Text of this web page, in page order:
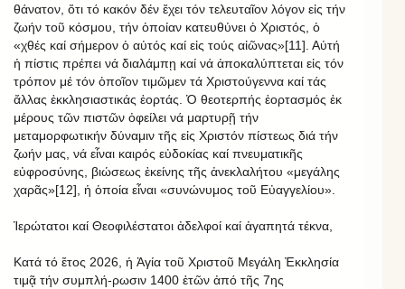
θάνατον, ὅτι τό κακόν δέν ἔχει τόν τελευταῖον λόγον εἰς τήν
ζωήν τοῦ κόσμου, τήν ὁποίαν κατευθύνει ὁ Χριστός, ὁ
«χθές καί σήμερον ὁ αὐτός καί εἰς τούς αἰῶνας»[11]. Αὐτή
ἡ πίστις πρέπει νά διαλάμπῃ καί νά ἀποκαλύπτεται εἰς τόν
τρόπον μέ τόν ὁποῖον τιμῶμεν τά Χριστούγεννα καί τάς
ἄλλας ἐκκλησιαστικάς ἑορτάς. Ὁ θεοτερπής ἑορτασμός ἐκ
μέρους τῶν πιστῶν ὀφείλει νά μαρτυρῇ τήν
μεταμορφωτικήν δύναμιν τῆς εἰς Χριστόν πίστεως διά τήν
ζωήν μας, νά εἶναι καιρός εὐδοκίας καί πνευματικῆς
εὐφροσύνης, βιώσεως ἐκείνης τῆς ἀνεκλαλήτου «μεγάλης
χαρᾶς»[12], ἡ ὁποία εἶναι «συνώνυμος τοῦ Εὐαγγελίου».
Ἱερώτατοι καί Θεοφιλέστατοι ἀδελφοί καί ἀγαπητά τέκνα,
Κατά τό ἔτος 2026, ἡ Ἁγία τοῦ Χριστοῦ Μεγάλη Ἐκκλησία
τιμᾷ τήν συμπλή-ρωσιν 1400 ἐτῶν ἀπό τῆς 7ης